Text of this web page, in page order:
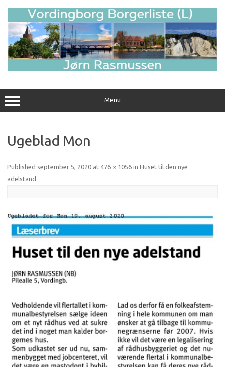
Menu
Ugeblad Mon
Published september 5, 2020 at 476 × 1056 in Huset til den nye
adelstand .